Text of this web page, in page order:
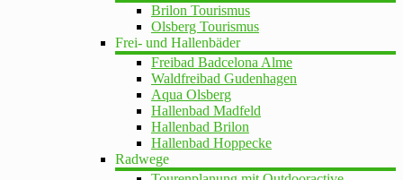
Brilon Tourismus
Olsberg Tourismus
Frei- und Hallenbäder
Freibad Badcelona Alme
Waldfreibad Gudenhagen
Aqua Olsberg
Hallenbad Madfeld
Hallenbad Brilon
Hallenbad Hoppecke
Radwege